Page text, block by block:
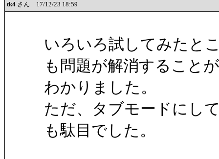
tk4 さん 17/12/23 18:59
いろいろ試してみたと
も問題が解消することが
わかりました。
ただ、タブモードにし
も駄目でした。